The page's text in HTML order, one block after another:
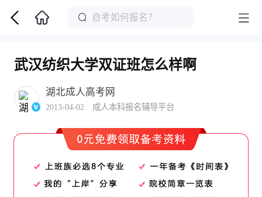
武汉纺织大学双证班怎么样啊
湖北成人高考网
2013-04-02 成人本科报名辅导平台